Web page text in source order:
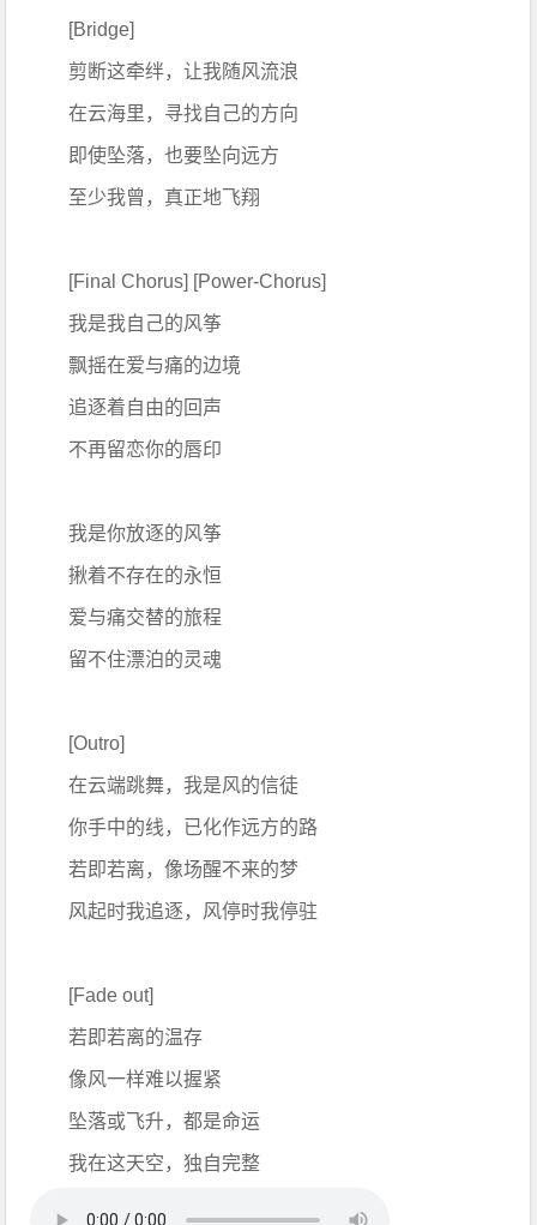
[Bridge]
剪断这牵绊，让我随风流浪
在云海里，寻找自己的方向
即使坠落，也要坠向远方
至少我曾，真正地飞翔
[Final Chorus] [Power-Chorus]
我是我自己的风筝
飘摇在爱与痛的边境
追逐着自由的回声
不再留恋你的唇印
我是你放逐的风筝
揪着不存在的永恒
爱与痛交替的旅程
留不住漂泊的灵魂
[Outro]
在云端跳舞，我是风的信徒
你手中的线，已化作远方的路
若即若离，像场醒不来的梦
风起时我追逐，风停时我停驻
[Fade out]
若即若离的温存
像风一样难以握紧
坠落或飞升，都是命运
我在这天空，独自完整